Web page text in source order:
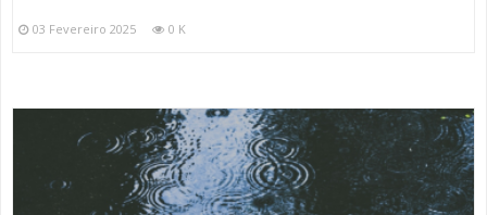
03 Fevereiro 2025 0 K